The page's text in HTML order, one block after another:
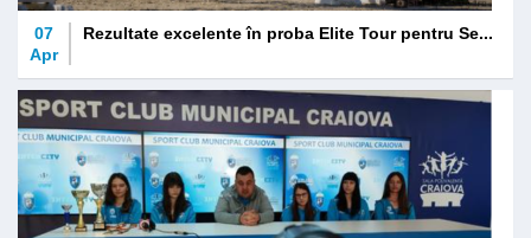
07
Apr
Rezultate excelente în proba Elite Tour pentru Se...